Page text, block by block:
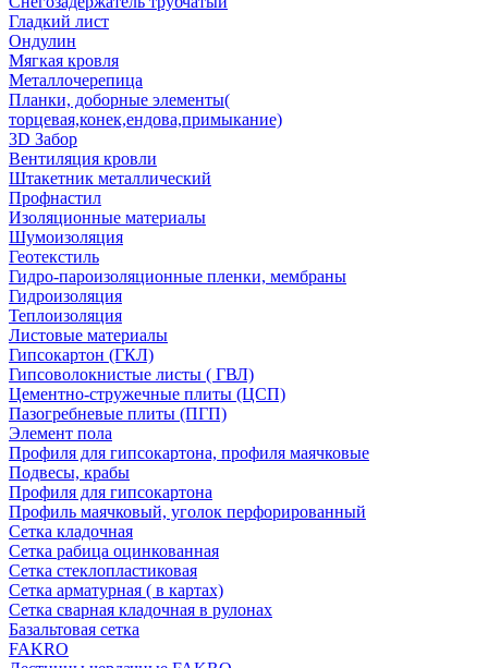
Гладкий лист
Ондулин
Мягкая кровля
Металлочерепица
Планки, доборные элементы(
торцевая,конек,ендова,примыкание)
3D Забор
Вентиляция кровли
Штакетник металлический
Профнастил
Изоляционные материалы
Шумоизоляция
Геотекстиль
Гидро-пароизоляционные пленки, мембраны
Гидроизоляция
Теплоизоляция
Листовые материалы
Гипсокартон (ГКЛ)
Гипсоволокнистые листы ( ГВЛ)
Цементно-стружечные плиты (ЦСП)
Пазогребневые плиты (ПГП)
Элемент пола
Профиля для гипсокартона, профиля маячковые
Подвесы, крабы
Профиля для гипсокартона
Профиль маячковый, уголок перфорированный
Сетка кладочная
Сетка рабица оцинкованная
Сетка стеклопластиковая
Сетка арматурная ( в картах)
Сетка сварная кладочная в рулонах
Базальтовая сетка
FAKRO